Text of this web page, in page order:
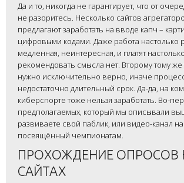
Да и то, никогда не гарантирует, что от
не разоритесь. Несколько сайтов
предлагают заработать на вводе капч –
цифровыми кодами. Даже работа настолько
медленная, неинтересная, и платят
рекомендовать смысла нет. Второму тому же
нужно исключительно верно, иначе
недостаточно длительный срок. Да-да, на
киберспорте тоже нельзя заработать. Во-
предполагаемых, который мы описывали
развиваете свой паблик, или видео-канал
посвящённый чемпионатам.
ПРОХОЖДЕНИЕ ОПРОСОВ
САЙТАХ